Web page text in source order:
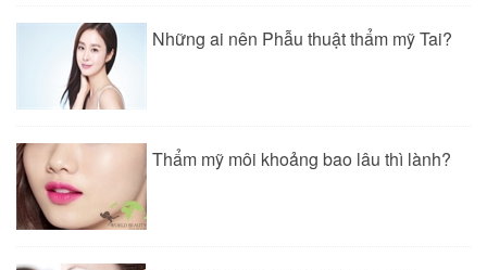
Những ai nên Phẫu thuật thẩm mỹ Tai?
Thẩm mỹ môi khoảng bao lâu thì lành?